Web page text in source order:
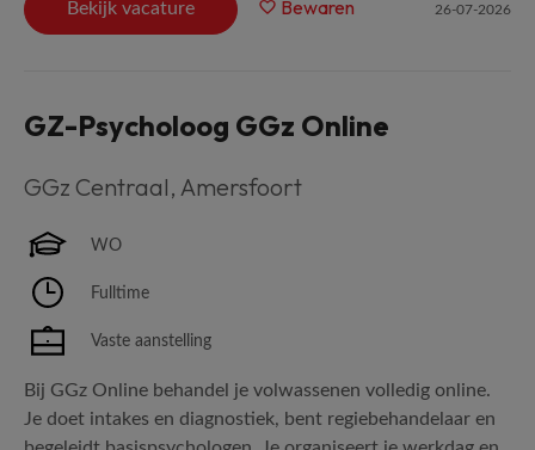
Bekijk vacature Bewaren 26-07-2026
GZ-Psycholoog GGz Online
GGz Centraal, Amersfoort
WO
Fulltime
Vaste aanstelling
Bij GGz Online behandel je volwassenen volledig online.
Je doet intakes en diagnostiek, bent regiebehandelaar en